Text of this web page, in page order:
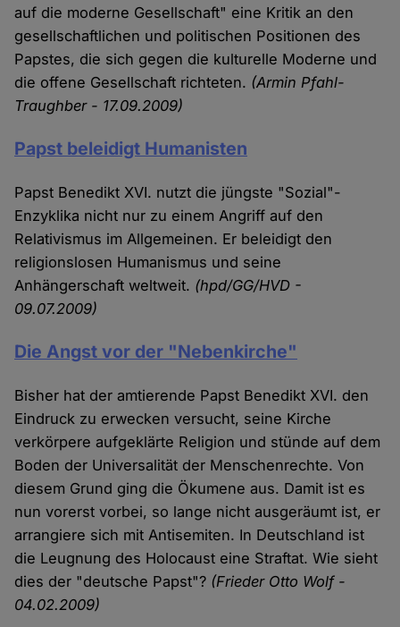
auf die moderne Gesellschaft" eine Kritik an den
gesellschaftlichen und politischen Positionen des
Papstes, die sich gegen die kulturelle Moderne und
die offene Gesellschaft richteten. (Armin Pfahl-
Traughber - 17.09.2009)
Papst beleidigt Humanisten
Papst Benedikt XVI. nutzt die jüngste "Sozial"-
Enzyklika nicht nur zu einem Angriff auf den
Relativismus im Allgemeinen. Er beleidigt den
religionslosen Humanismus und seine
Anhängerschaft weltweit. (hpd/GG/HVD -
09.07.2009)
Die Angst vor der "Nebenkirche"
Bisher hat der amtierende Papst Benedikt XVI. den
Eindruck zu erwecken versucht, seine Kirche
verkörpere aufgeklärte Religion und stünde auf dem
Boden der Universalität der Menschenrechte. Von
diesem Grund ging die Ökumene aus. Damit ist es
nun vorerst vorbei, so lange nicht ausgeräumt ist, er
arrangiere sich mit Antisemiten. In Deutschland ist
die Leugnung des Holocaust eine Straftat. Wie sieht
dies der "deutsche Papst"? (Frieder Otto Wolf -
04.02.2009)